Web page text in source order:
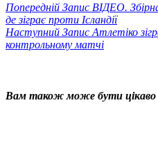
Попередній Запис ВІДЕО.
де зіграє проти Ісландії
Наступний Запис Атлетіко
контрольному матчі
Вам також може бути цікаво